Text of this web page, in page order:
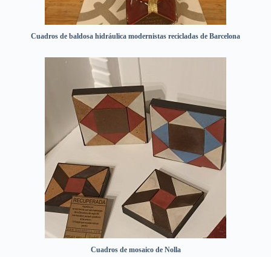
Cuadros de baldosa hidráulica modernistas recicladas de Barcelona
Cuadros de mosaico de Nolla